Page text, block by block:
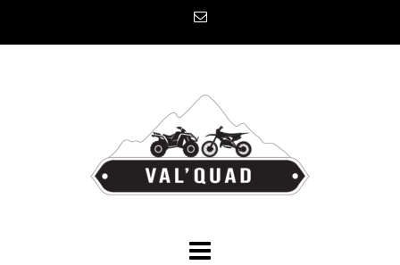
content